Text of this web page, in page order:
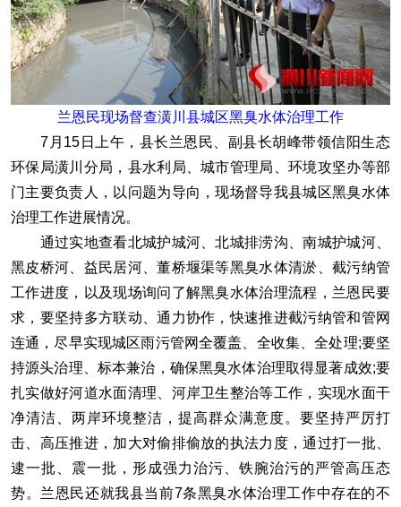
兰恩民现场督查潢川县城区黑臭水体治理工作
7月15日上午，县长兰恩民、副县长胡峰带领信阳生态
环保局潢川分局，县水利局、城市管理局、环境攻坚办等部
门主要负责人，以问题为导向，现场督导我县城区黑臭水体
治理工作进展情况。
通过实地查看北城护城河、北城排涝沟、南城护城河、
黑皮桥河、益民居河、董桥堰渠等黑臭水体清淤、截污纳管
工作进度，以及现场询问了解黑臭水体治理流程，兰恩民要
求，要坚持多方联动、通力协作，快速推进截污纳管和管网
连通，尽早实现城区雨污管网全覆盖、全收集、全处理;要坚
持源头治理、标本兼治，确保黑臭水体治理取得显著成效;要
扎实做好河道水面清理、河岸卫生整治等工作，实现水面干
净清洁、两岸环境整洁，提高群众满意度。要坚持严厉打
击、高压推进，加大对偷排偷放的执法力度，通过打一批、
逮一批、震一批，形成强力治污、铁腕治污的严管高压态
势。兰恩民还就我县当前7条黑臭水体治理工作中存在的不